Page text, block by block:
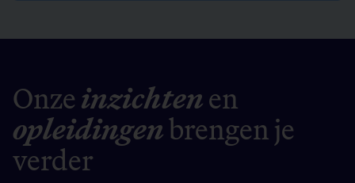
Onzeinzichtenen
opleidingenbrengen je
verder